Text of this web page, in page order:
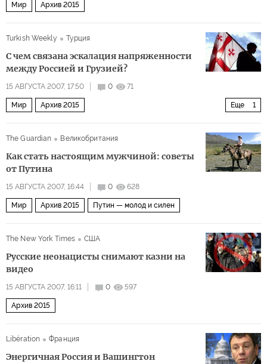
Мир Архив 2015
Turkish Weekly Турция
С чем связана эскалация напряженности
между Россией и Грузией?
15 АВГУСТА 2007, 17:50 0 71
Еще 1
Мир Архив 2015
The Guardian
Великобритания
Как стать настоящим мужчиной: советы
от Путина
15 АВГУСТА 2007, 16:44 0 628
Мир Архив 2015 Путин — молод и силен
The New York Times США
Русские неонацисты снимают казни на
видео
15 АВГУСТА 2007, 16:11 0 597
Архив 2015
Libération Франция
Энергичная Россия и Вашингтон